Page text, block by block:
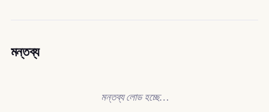
মন্তব্য
মন্তব্য লোড হচ্ছে…